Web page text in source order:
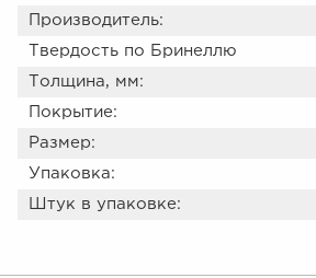
Производитель:
Твердость по Бринеллю
Толщина, мм:
Покрытие:
Размер:
Упаковка:
Штук в упаковке: